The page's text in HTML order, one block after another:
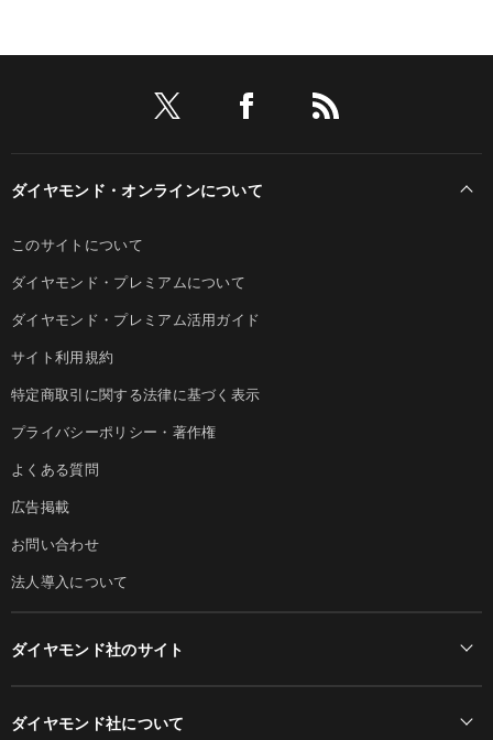
ダイヤモンド・オンラインについて
このサイトについて
ダイヤモンド・プレミアムについて
ダイヤモンド・プレミアム活用ガイド
サイト利用規約
特定商取引に関する法律に基づく表示
プライバシーポリシー・著作権
よくある質問
広告掲載
お問い合わせ
法人導入について
ダイヤモンド社のサイト
ダイヤモンド社について